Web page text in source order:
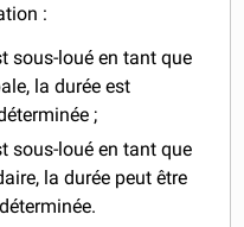
:
sous-loué en tant que
la durée est
;
sous-loué en tant que
la durée peut être